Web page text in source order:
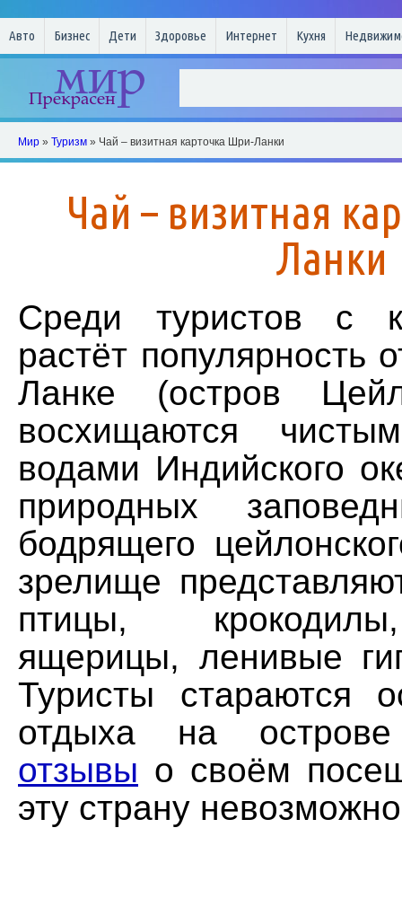
Авто Бизнес Дети Здоровье Интернет Кухня
Мир » Туризм » Чай – визитная карточка Шри-Ланки
Чай – визитная
Ланки
Среди туристов с
растёт популярность
Ланке (остров
восхищаются
водами Индийского
природных
бодрящего
зрелище
птицы,
ящерицы, ленивые
Туристы стараются
отдыха на
отзывы о своём
эту страну